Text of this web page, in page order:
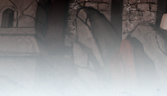
註冊會員